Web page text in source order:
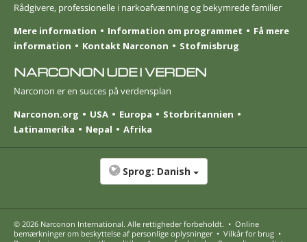
Rådgivere, professionelle i narkoafvænning og bekymrede familier
Mere information
Information om programmet
Få mere
information
Kontakt Narconon Stofmisbrug
NARCONON UDE I VERDEN
Narconon er en succes på verdensplan
Narconon.org
USA Europa
Storbritannien
Latinamerika
Nepal Afrika
Sprog: Danish
© 2026 Narconon International. Alle rettigheder forbeholdt. • Online
bemærkninger om beskyttelse af personlige oplysninger• Vilkår for brug •